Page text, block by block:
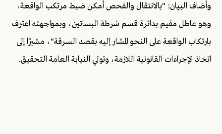
وأضاف البيان: "بالانتقال والفحص أمكن ضبط مرتكب الواقعة،
وهو عاطل مقيم بدائرة قسم شرطة البساتين، وبمواجهته اعترف
بارتكاب الواقعة على النحو المشار إليه بقصد السرقة"، مشيرًا إلى
اتخاذ الإجراءات القانونية اللازمة، وتولي النيابة العامة التحقيق.